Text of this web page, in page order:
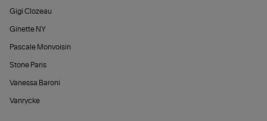
Gigi Clozeau
Ginette NY
Pascale Monvoisin
Stone Paris
Vanessa Baroni
Vanrycke